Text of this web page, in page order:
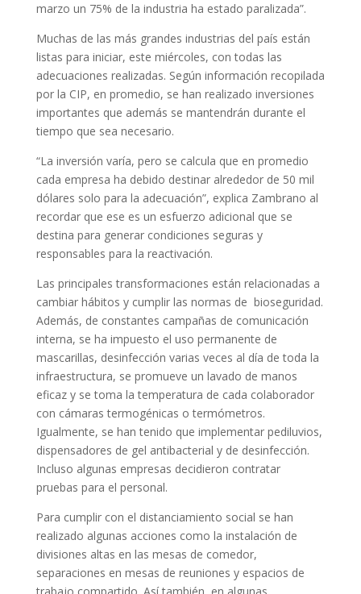
marzo un 75% de la industria ha estado paralizada”.
Muchas de las más grandes industrias del país están
listas para iniciar, este miércoles, con todas las
adecuaciones realizadas. Según información recopilada
por la CIP, en promedio, se han realizado inversiones
importantes que además se mantendrán durante el
tiempo que sea necesario.
“La inversión varía, pero se calcula que en promedio
cada empresa ha debido destinar alrededor de 50 mil
dólares solo para la adecuación”, explica Zambrano al
recordar que ese es un esfuerzo adicional que se
destina para generar condiciones seguras y
responsables para la reactivación.
Las principales transformaciones están relacionadas a
cambiar hábitos y cumplir las normas de bioseguridad.
Además, de constantes campañas de comunicación
interna, se ha impuesto el uso permanente de
mascarillas, desinfección varias veces al día de toda la
infraestructura, se promueve un lavado de manos
eficaz y se toma la temperatura de cada colaborador
con cámaras termogénicas o termómetros.
Igualmente, se han tenido que implementar pediluvios,
dispensadores de gel antibacterial y de desinfección.
Incluso algunas empresas decidieron contratar
pruebas para el personal.
Para cumplir con el distanciamiento social se han
realizado algunas acciones como la instalación de
divisiones altas en las mesas de comedor,
separaciones en mesas de reuniones y espacios de